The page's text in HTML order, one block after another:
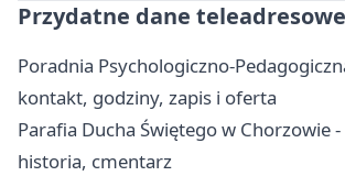
Przydatne dane teleadresowe
Poradnia Psychologiczno-
kontakt, godziny, zapis i oferta
Parafia Ducha Świętego w Chorzowie
historia, cmentarz